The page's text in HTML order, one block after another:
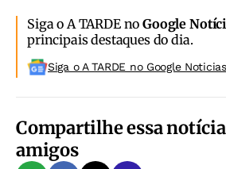
Siga o A TARDE noGoogle
principais destaques do dia.
Siga o A TARDE no Google Noticias
Compartilhe essa
amigos